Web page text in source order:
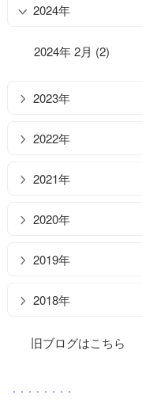
2024年
2024年 2月 (2)
2023年
2022年
2021年
2020年
2019年
2018年
旧ブログはこちら